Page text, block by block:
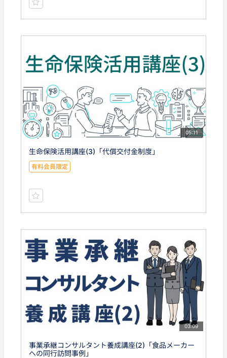
05:11
生命保険活用講座(3)「代償交付金制度」
有料会員限定
03:09
事業承継コンサルタント養成講座(2)「食品メーカー
への同行訪問事例」